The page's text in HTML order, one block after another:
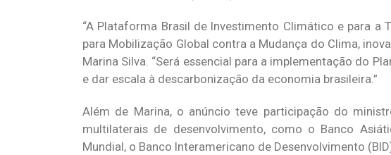
“A Plataforma Brasil de Investimento Climático e para
para Mobilização Global contra a Mudança do Clima,
Marina Silva. “Será essencial para a implementação do
e dar escala à descarbonização da economia brasileira.”
Além de Marina, o anúncio teve participação do
multilaterais de desenvolvimento, como o Banco
Mundial, o Banco Interamericano de Desenvolvimento